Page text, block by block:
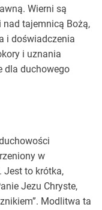
Wierni są
tajemnicą Bożą,
i doświadczenia
i uznania
dla duchowego
w
Jest to krótka,
Jezu Chryste,
Modlitwa ta